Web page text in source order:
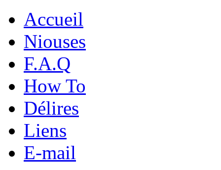
Accueil
Niouses
F.A.Q
How To
Délires
Liens
E-mail